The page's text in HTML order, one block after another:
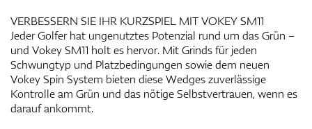
VERBESSERN SIE IHR KURZSPIEL MIT VOKEY SM11
Jeder Golfer hat ungenutztes Potenzial rund um das Grün –
und Vokey SM11 holt es hervor. Mit Grinds für jeden
Schwungtyp und Platzbedingungen sowie dem neuen
Vokey Spin System bieten diese Wedges zuverlässige
Kontrolle am Grün und das nötige Selbstvertrauen, wenn es
darauf ankommt.